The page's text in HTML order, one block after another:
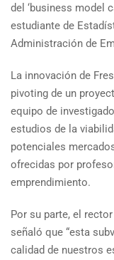
del ‘business model
estudiante de
Administración de
La innovación de
pivoting de un
equipo de
estudios de la
potenciales
ofrecidas por
emprendimiento.
Por su parte, el
señaló que “esta
calidad de nuestros